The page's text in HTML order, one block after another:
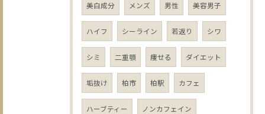
美白成分 メンズ 男性 美容男子
ハイフ シーライン 若返り シワ
シミ 二重顎 痩せる ダイエット
垢抜け 柏市 柏駅 カフェ
ハーブティー ノンカフェイン